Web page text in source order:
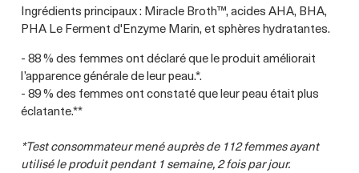
Ingrédients principaux : Miracle Broth™, acides AHA, BHA,
PHA Le Ferment d'Enzyme Marin, et sphères hydratantes.
- 88 % des femmes ont déclaré que le produit améliorait
l’apparence générale de leur peau.*.
- 89 % des femmes ont constaté que leur peau était plus
éclatante.**
*Test consommateur mené auprès de 112 femmes ayant
utilisé le produit pendant 1 semaine, 2 fois par jour.